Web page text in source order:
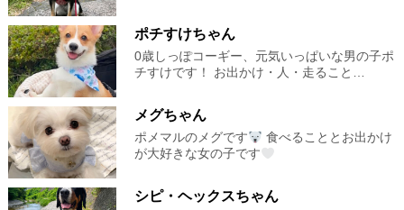
ポチすけちゃん
0歳しっぽコーギー、元気いっぱいな男の子ポ
チすけです！ お出かけ・人・走ること…
メグちゃん
ポメマルのメグです
食べることとお出かけ
が大好きな女の子です
シピ・ヘックスちゃん